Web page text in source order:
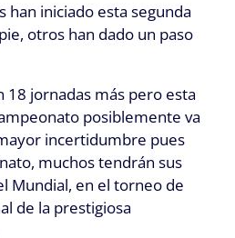
han iniciado esta segunda
otros han dado un paso
18 jornadas más pero esta
posiblemente va
incertidumbre pues
muchos tendrán sus
Mundial, en el torneo de
de la prestigiosa